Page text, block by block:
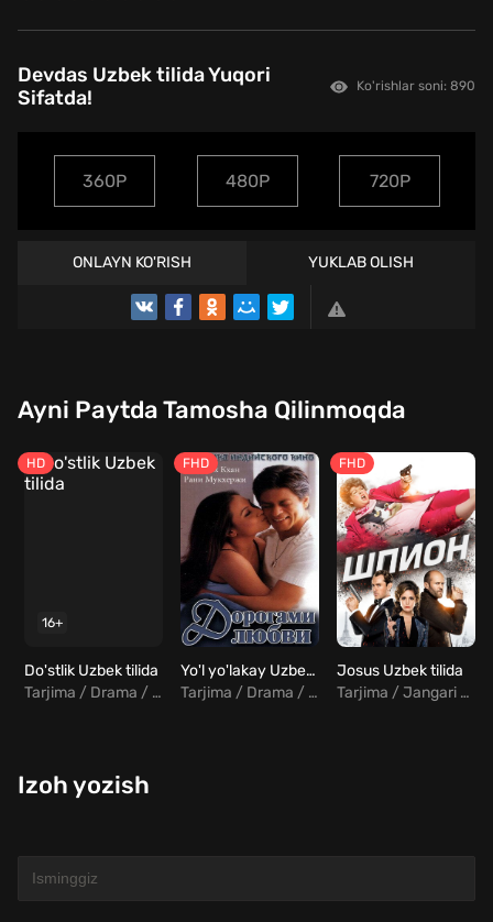
Devdas Uzbek tilida Yuqori
Sifatda!
Ko'rishlar soni: 890
360P 480P 720P
ONLAYN KO'RISH YUKLAB OLISH
Ayni Paytda Tamosha Qilinmoqda
HD
16+
Do'stlik Uzbek tilida
Tarjima / Drama / Melodrama / Hind
FHD
Yo'l yo'lakay Uzbek Tilida
Tarjima / Drama / Melodrama / Hind
FHD
Josus Uzbek tilida
Tarjima / Jangari / Komediya
Izoh yozish